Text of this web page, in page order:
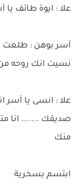
علا : ايوة طائف يا
آسر بوهن : طلعت
نسيت انك روحه من
علا : انسى يا
صديقك ....... انا
منك
ابتسم بسخرية